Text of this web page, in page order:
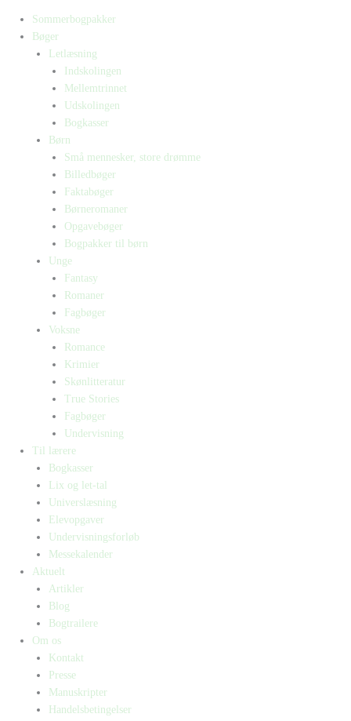
Sommerbogpakker
Bøger
Letlæsning
Indskolingen
Mellemtrinnet
Udskolingen
Bogkasser
Børn
Små mennesker, store drømme
Billedbøger
Faktabøger
Børneromaner
Opgavebøger
Bogpakker til børn
Unge
Fantasy
Romaner
Fagbøger
Voksne
Romance
Krimier
Skønlitteratur
True Stories
Fagbøger
Undervisning
Til lærere
Bogkasser
Lix og let-tal
Universlæsning
Elevopgaver
Undervisningsforløb
Messekalender
Aktuelt
Artikler
Blog
Bogtrailere
Om os
Kontakt
Presse
Manuskripter
Handelsbetingelser